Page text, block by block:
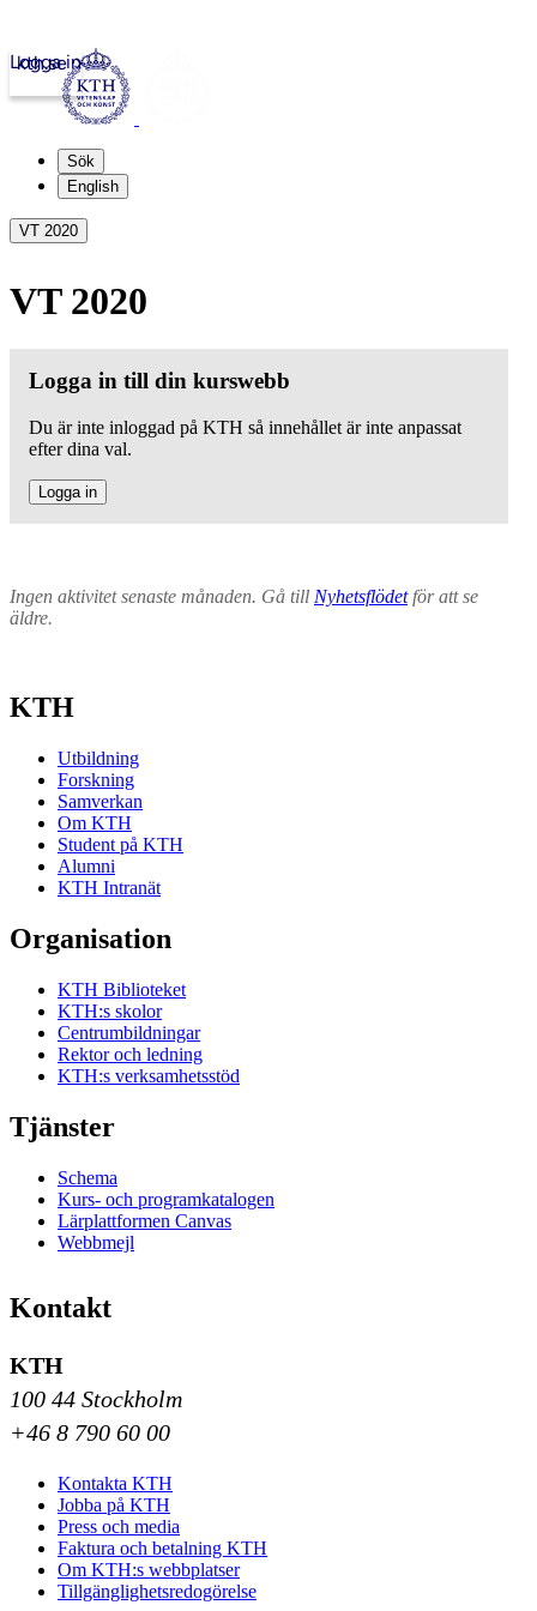
kth.se
Logga in
Sök
English
VT 2020
VT 2020
Logga in till din kurswebb
Du är inte inloggad på KTH så innehållet är inte anpassat
efter dina val.
Logga in
Ingen aktivitet senaste månaden. Gå till Nyhetsflödetför att se
äldre.
KTH
Utbildning
Forskning
Samverkan
Om KTH
Student på KTH
Alumni
KTH Intranät
Organisation
KTH Biblioteket
KTH:s skolor
Centrumbildningar
Rektor och ledning
KTH:s verksamhetsstöd
Tjänster
Schema
Kurs- och programkatalogen
Lärplattformen Canvas
Webbmejl
Kontakt
KTH
100 44 Stockholm
+46 8 790 60 00
Kontakta KTH
Jobba på KTH
Press och media
Faktura och betalning KTH
Om KTH:s webbplatser
Tillgänglighetsredogörelse